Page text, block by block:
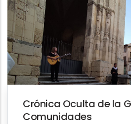
Crónica Oculta de la
Comunidades